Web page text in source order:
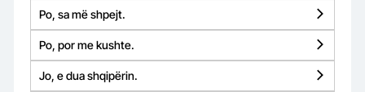
Po, sa më shpejt.
Po, por me kushte.
Jo, e dua shqipërin.